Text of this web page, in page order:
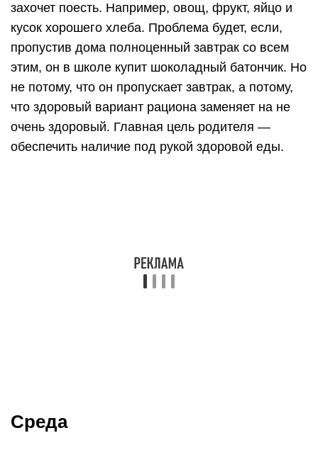
захочет поесть. Например, овощ, фрукт, яйцо и
кусок хорошего хлеба. Проблема будет, если,
пропустив дома полноценный завтрак со всем
этим, он в школе купит шоколадный батончик. Но
не потому, что он пропускает завтрак, а потому,
что здоровый вариант рациона заменяет на не
очень здоровый. Главная цель родителя —
обеспечить наличие под рукой здоровой еды.
Среда